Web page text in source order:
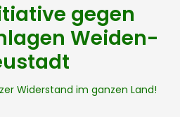
gegen
Weiden-
Widerstand im ganzen Land!